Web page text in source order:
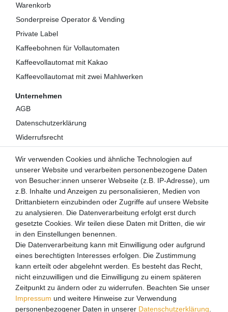
Warenkorb
Sonderpreise Operator & Vending
Private Label
Kaffeebohnen für Vollautomaten
Kaffeevollautomat mit Kakao
Kaffeevollautomat mit zwei Mahlwerken
Unternehmen
AGB
Datenschutzerklärung
Widerrufsrecht
Über uns
Mein Konto
Login
Registrieren
Versandpartner
Wir verwenden Cookies und ähnliche Technologien auf
unserer Website und verarbeiten personenbezogene Daten
von Besucher:innen unserer Webseite (z.B. IP-Adresse), um
z.B. Inhalte und Anzeigen zu personalisieren, Medien von
Drittanbietern einzubinden oder Zugriffe auf unsere Website
zu analysieren. Die Datenverarbeitung erfolgt erst durch
gesetzte Cookies. Wir teilen diese Daten mit Dritten, die wir
in den Einstellungen benennen.
Die Datenverarbeitung kann mit Einwilligung oder aufgrund
eines berechtigten Interesses erfolgen. Die Zustimmung
kann erteilt oder abgelehnt werden. Es besteht das Recht,
nicht einzuwilligen und die Einwilligung zu einem späteren
Zeitpunkt zu ändern oder zu widerrufen. Beachten Sie unser
Impressum und weitere Hinweise zur Verwendung
personenbezogener Daten in unserer Daten­schutz­erklärung